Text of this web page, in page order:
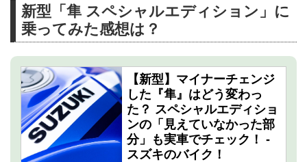
新型「隼 スペシャルエディション」に
乗ってみた感想は？
【新型】マイナーチェンジ
した『隼』はどう変わっ
た？ スペシャルエディショ
ンの「見えていなかった部
分」も実車でチェック！ -
スズキのバイク！